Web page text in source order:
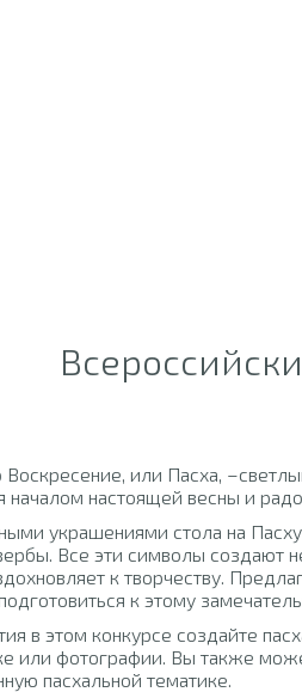
Воскресение, или Пасха,
началом настоящей весны и
украшениями стола на
Все эти символы создают
к творчеству.
к этому
в этом конкурсе создайте
или фотографии. Вы также
пасхальной тематике.